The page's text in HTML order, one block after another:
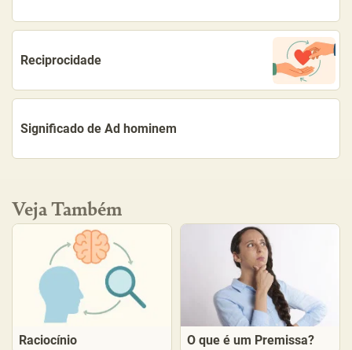
Reciprocidade
Significado de Ad hominem
Veja Também
Raciocínio O que é um Premissa?